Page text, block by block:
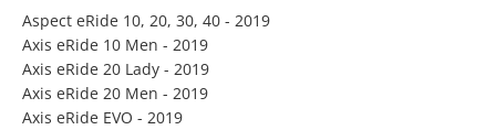
Aspect eRide 10, 20, 30, 40 - 2019
Axis eRide 10 Men - 2019
Axis eRide 20 Lady - 2019
Axis eRide 20 Men - 2019
Axis eRide EVO - 2019